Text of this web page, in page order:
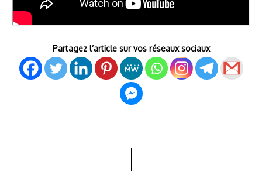
Partagez l’article sur vos réseaux sociaux